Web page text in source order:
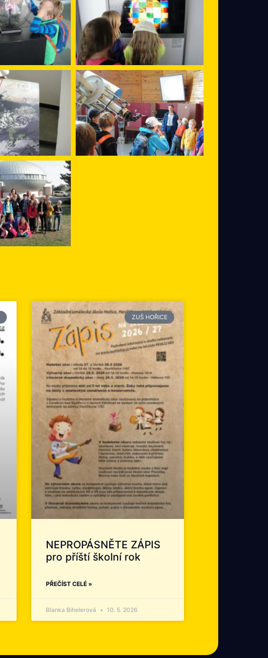
ZUŠ HOŘICE
NEPROPÁSNĚTE ZÁPIS
pro příští školní rok
PŘEČÍST CELÉ »
Blanka Bihelerová 10. 5. 2026